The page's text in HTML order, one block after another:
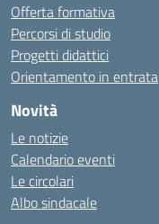
Offerta formativa
Percorsi di studio
Progetti didattici
Orientamento in entrata
Novità
Le notizie
Calendario eventi
Le circolari
Albo sindacale